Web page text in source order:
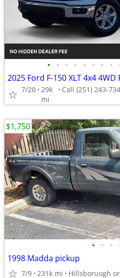
• • • • • • • •
2025 Ford F-150 XLT 4x4 4WD
7/20 29k
mi
• • •
1998 Madda pickup
7/9 231k mi Hillsboruogh
$1,750